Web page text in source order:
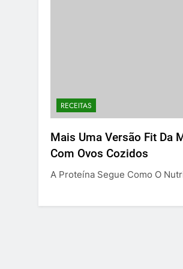
RECEITAS
Mais Uma Versão Fit Da
Com Ovos Cozidos
A Proteína Segue Como O